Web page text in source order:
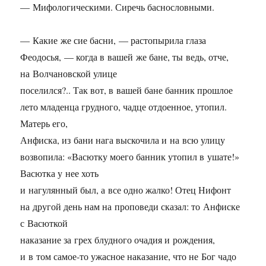
— Мифологическими. Сиречь баснословными.
— Какие же сие басни, — растопырила глаза
Феодосья, — когда в вашей же бане, ты ведь, отче,
на Волчановской улице
поселился?.. Так вот, в вашей бане банник прошлое
лето младенца грудного, чадце отдоенное, утопил.
Матерь его,
Анфиска, из бани нага выскочила и на всю улицу
возвопила: «Васютку моего банник утопил в ушате!»
Васютка у нее хоть
и нагулянный был, а все одно жалко! Отец Нифонт
на другой день нам на проповеди сказал: то Анфиске
с Васюткой
наказание за грех блудного очадия и рождения,
и в том самое-то ужасное наказание, что не Бог чадо